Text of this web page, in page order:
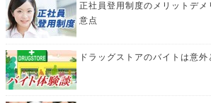
正社員登用制度のメリットデ
意点
ドラッグストアのバイトは意